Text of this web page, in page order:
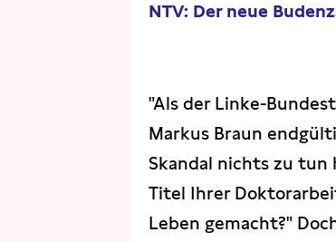
NTV: Der neue
"Als der Linke-
Markus Braun
Skandal nichts zu tun
Titel Ihrer
Leben gemacht?"